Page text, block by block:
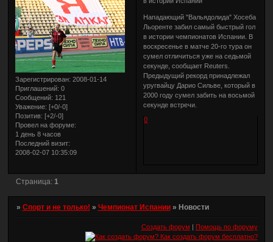
Зарегистрирован: 2008-01-14
Приглашений: 0
Сообщений: 121
Уважение: [+0/-0]
Позитив: [+2/-0]
Провел на форуме:
1 день 8 часов
Последний визит:
2008-02-07 10:35:09
Нападающий "Вальядолида" Хосеба
Льоренте забил самый быстрый гол
в истории чемпионатов Испании. В
воскресенье в матче 20-го тура он
сумел отличиться уже на седьмой
секунде, сообщает Reuters.
Предыдущий рекорд принадлежал
уругвайцу Дарио Сильве, который в
2000 году сумел забить на восьмой
секунде встречи.
0
Страница: 1
» Спорт и не только! » Чемпионат Испании » Новости
Создать форум | Помощь по форуму